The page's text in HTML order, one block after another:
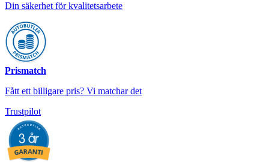
Din säkerhet för kvalitetsarbete
Prismatch
Fått ett billigare pris? Vi matchar det
Trustpilot